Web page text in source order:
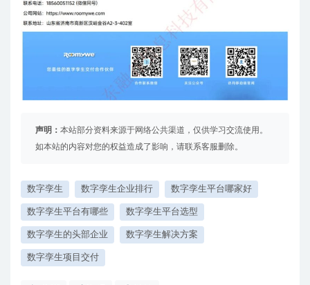
声明： 本站部分资料来源于网络公共渠道，仅供学习交流使用。
如本站的内容对您的权益造成了影响，请联系客服删除。
数字孪生 数字孪生企业排行 数字孪生平台哪家好
数字孪生平台有哪些 数字孪生平台选型
数字孪生的头部企业 数字孪生解决方案
数字孪生项目交付